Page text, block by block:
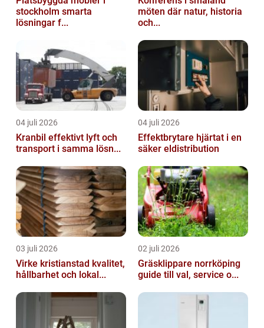
stockholm smarta
lösningar f...
möten där natur, historia
och...
04 juli 2026
Kranbil effektivt lyft och
transport i samma lösn...
04 juli 2026
Effektbrytare hjärtat i en
säker eldistribution
03 juli 2026
Virke kristianstad kvalitet,
hållbarhet och lokal...
02 juli 2026
Gräsklippare norrköping
guide till val, service o...